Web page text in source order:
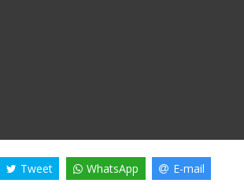
Tweet WhatsApp E-mail